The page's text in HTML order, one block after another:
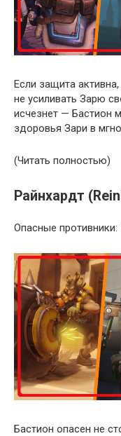
Если защита
не усиливать Зарю
исчезнет — Бастион
здоровья Зари в
(Читать полностью)
Райнхардт
Опасные
Бастион опасен не